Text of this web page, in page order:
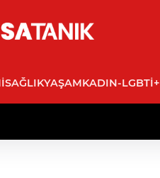
SAĞLIKYAŞAMKADIN-LGBTİ+